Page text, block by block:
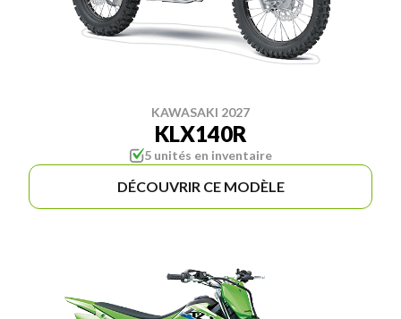
KAWASAKI 2027
KLX140R
5 unités en inventaire
DÉCOUVRIR CE MODÈLE